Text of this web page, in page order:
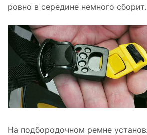
ровно в середине немного сборит.
На подбородочном ремне